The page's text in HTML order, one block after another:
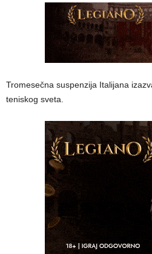
Tromesečna suspenzija Italijana
teniskog sveta.